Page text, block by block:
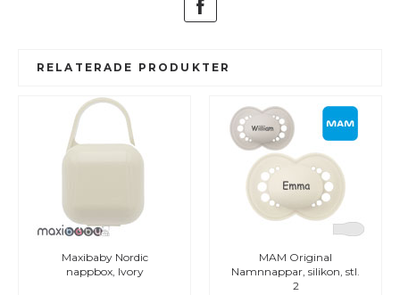
RELATERADE PRODUKTER
Maxibaby Nordic
nappbox, Ivory
MAM Original
Namnnappar, silikon, stl.
2